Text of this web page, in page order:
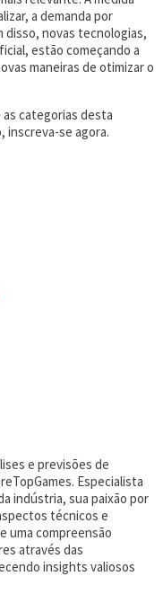
a demanda por
disso, novas tecnologias,
estão começando a
maneiras de otimizar o
categorias desta
se agora.
e previsões de
Especialista
indústria, sua paixão por
técnicos e
uma compreensão
através das
insights valiosos